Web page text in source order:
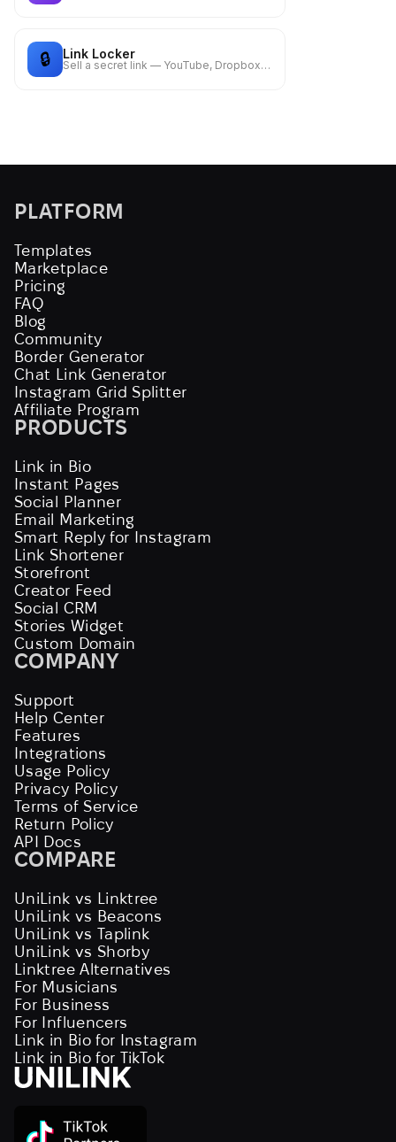
🔒 Link Locker
Sell a secret link — YouTube, Dropbox, Google Drive or any URL
PLATFORM
Templates
Marketplace
Pricing
FAQ
Blog
Community
Border Generator
Chat Link Generator
Instagram Grid Splitter
Affiliate Program
PRODUCTS
Link in Bio
Instant Pages
Social Planner
Email Marketing
Smart Reply for Instagram
Link Shortener
Storefront
Creator Feed
Social CRM
Stories Widget
Custom Domain
COMPANY
Support
Help Center
Features
Integrations
Usage Policy
Privacy Policy
Terms of Service
Return Policy
API Docs
COMPARE
UniLink vs Linktree
UniLink vs Beacons
UniLink vs Taplink
UniLink vs Shorby
Linktree Alternatives
For Musicians
For Business
For Influencers
Link in Bio for Instagram
Link in Bio for TikTok